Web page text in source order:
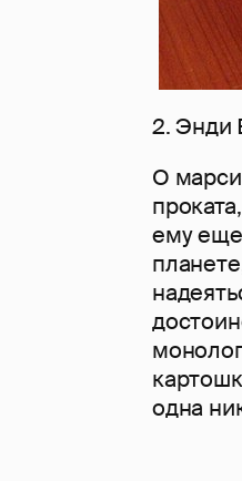
2. Энди
О
ему еще
одна